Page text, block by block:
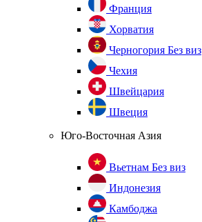
Франция
Хорватия
Черногория Без виз
Чехия
Швейцария
Швеция
Юго-Восточная Азия
Вьетнам Без виз
Индонезия
Камбоджа